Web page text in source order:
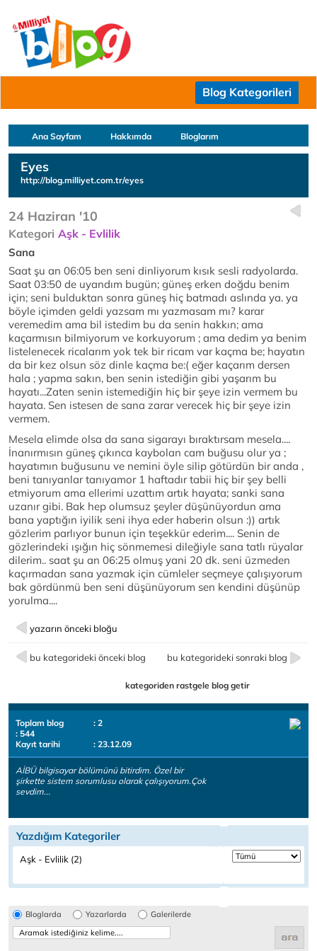
Blog Kategorileri
Ana Sayfam Hakkımda Bloglarım
Eyes
http://blog.milliyet.com.tr/eyes
24 Haziran '10
Kategori Aşk - Evlilik
Sana
Saat şu an 06:05 ben seni dinliyorum kısık sesli radyolarda.
Saat 03:50 de uyandım bugün; güneş erken doğdu benim
için; seni bulduktan sonra güneş hiç batmadı aslında ya. ya
böyle içimden geldi yazsam mı yazmasam mı? karar
veremedim ama bil istedim bu da senin hakkın; ama
kaçarmısın bilmiyorum ve korkuyorum ; ama dedim ya benim
listelenecek ricalarım yok tek bir ricam var kaçma be; hayatın
da bir kez olsun söz dinle kaçma be:( eğer kaçarım dersen
hala ; yapma sakın, ben senin istediğin gibi yaşarım bu
hayatı...Zaten senin istemediğin hiç bir şeye izin vermem bu
hayata. Sen istesen de sana zarar verecek hiç bir şeye izin
vermem.
Mesela elimde olsa da sana sigarayı bıraktırsam mesela....
İnanırmısın güneş çıkınca kaybolan cam buğusu olur ya ;
hayatımın buğusunu ve nemini öyle silip götürdün bir anda ,
beni tanıyanlar tanıyamor 1 haftadır tabii hiç bir şey belli
etmiyorum ama ellerimi uzattım artık hayata; sanki sana
uzanır gibi. Bak hep olumsuz şeyler düşünüyordun ama
bana yaptığın iyilik seni ihya eder haberin olsun :)) artık
gözlerim parlıyor bunun için teşekkür ederim.... Senin de
gözlerindeki ışığın hiç sönmemesi dileğiyle sana tatlı rüyalar
dilerim.. saat şu an 06:25 olmuş yani 20 dk. seni üzmeden
kaçırmadan sana yazmak için cümleler seçmeye çalışıyorum
bak gördünmü ben seni düşünüyorum sen kendini düşünüp
yorulma....
yazarın önceki bloğu
bu kategorideki önceki blog bu kategorideki sonraki blog
kategoriden rastgele blog getir
Toplam blog
: 2
: 544
Kayıt tarihi
: 23.12.09
AİBÜ bilgisayar bölümünü bitirdim. Özel bir
şirkette sistem sorumlusu olarak çalışıyorum.Çok
sevdim...
Yazdığım Kategoriler
Aşk - Evlilik (2)
Bloglarda Yazarlarda Galerilerde